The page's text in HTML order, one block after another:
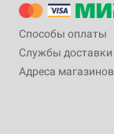
Способы оплаты
Службы доставки
Адреса магазинов